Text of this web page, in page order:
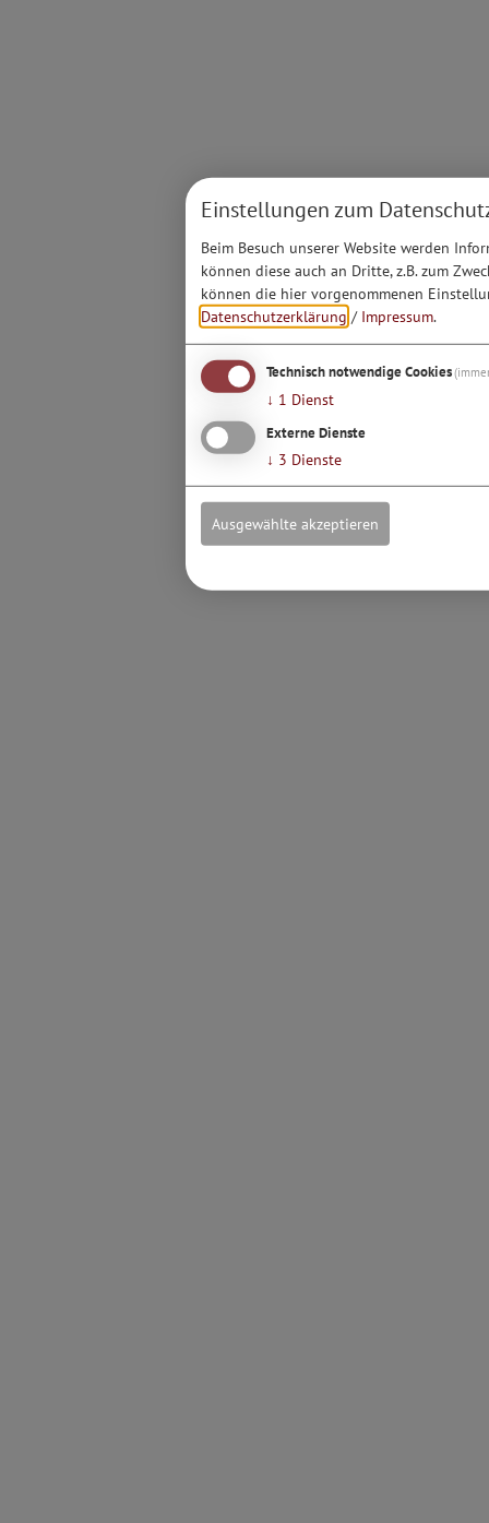
Einstellungen zum
Beim Besuch unserer Website werden
können diese auch an Dritte, z.B. zum
können die hier vorgenommenen
Datenschutzerklärung / Impressum.
Technisch notwendige Cookies
↓ 1 Dienst
Externe Dienste
↓ 3 Dienste
Ausgewählte akzeptieren